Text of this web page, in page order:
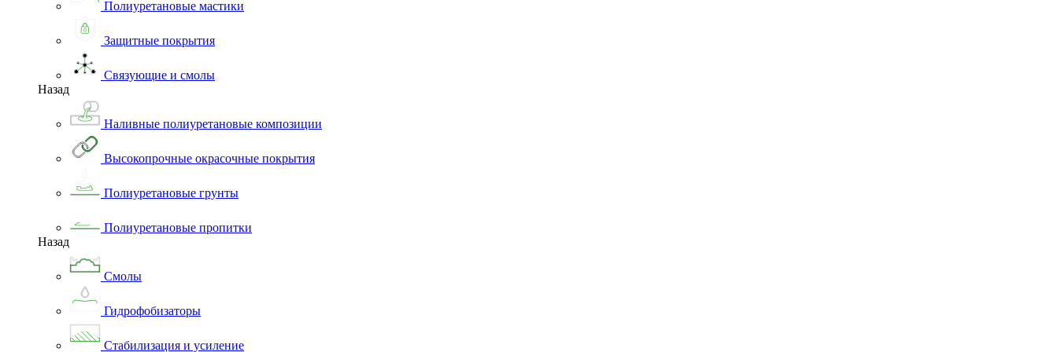
Полиуретановые мастики
Защитные покрытия
Связующие и смолы
Назад
Наливные полиуретановые композиции
Высокопрочные окрасочные покрытия
Полиуретановые грунты
Полиуретановые пропитки
Назад
Смолы
Гидрофобизаторы
Стабилизация и усиление